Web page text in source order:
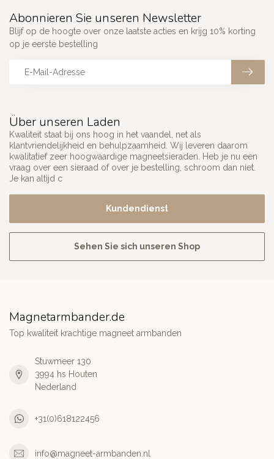
Über unseren Laden
Kwaliteit staat bij ons hoog in het vaandel, net als
klantvriendelijkheid en behulpzaamheid. Wij leveren daarom
kwalitatief zeer hoogwaardige magneetsieraden. Heb je nu een
vraag over een sieraad of over je bestelling, schroom dan niet.
Je kan altijd c
Kundendienst
Sehen Sie sich unseren Shop
Abonnieren Sie unseren Newsletter
Blijf op de hoogte over onze laatste acties en krijg 10% korting
op je eerste bestelling
Magnetarmbander.de
Top kwaliteit krachtige magneet armbanden
Stuwmeer 130
3994 hs Houten
Nederland
+31(0)618122456
info@magneet-armbanden.nl